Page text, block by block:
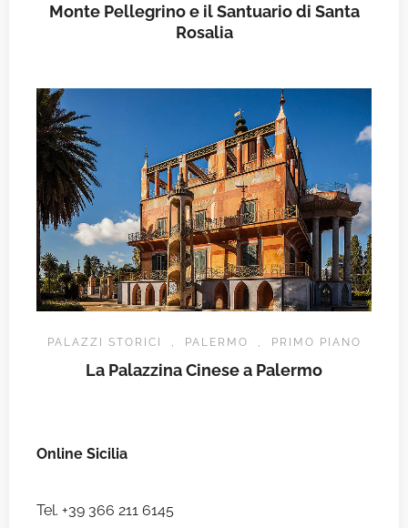
Monte Pellegrino e il Santuario di Santa
Rosalia
PALAZZI STORICI , PALERMO , PRIMO PIANO
La Palazzina Cinese a Palermo
Online Sicilia
Tel. +39 366 211 6145